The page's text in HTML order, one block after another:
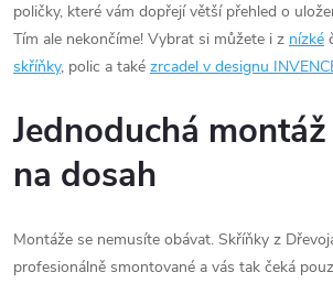
poličky, které vám dopřejí větší přehled o
Tím ale nekončíme! Vybrat si můžete i z nízké
skříňky, polic a také zrcadel v designu
Jednoduchá
na dosah
Montáže se nemusíte obávat. Skříňky z
profesionálně smontované a vás tak čeká